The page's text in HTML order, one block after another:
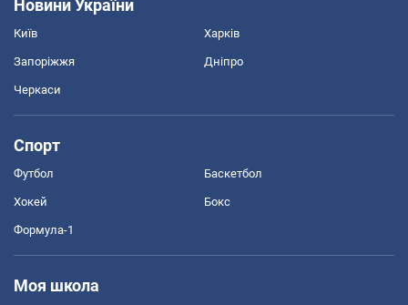
Новини України
Київ Харків
Запоріжжя Дніпро
Черкаси
Спорт
Футбол Баскетбол
Хокей Бокс
Формула-1
Моя школа